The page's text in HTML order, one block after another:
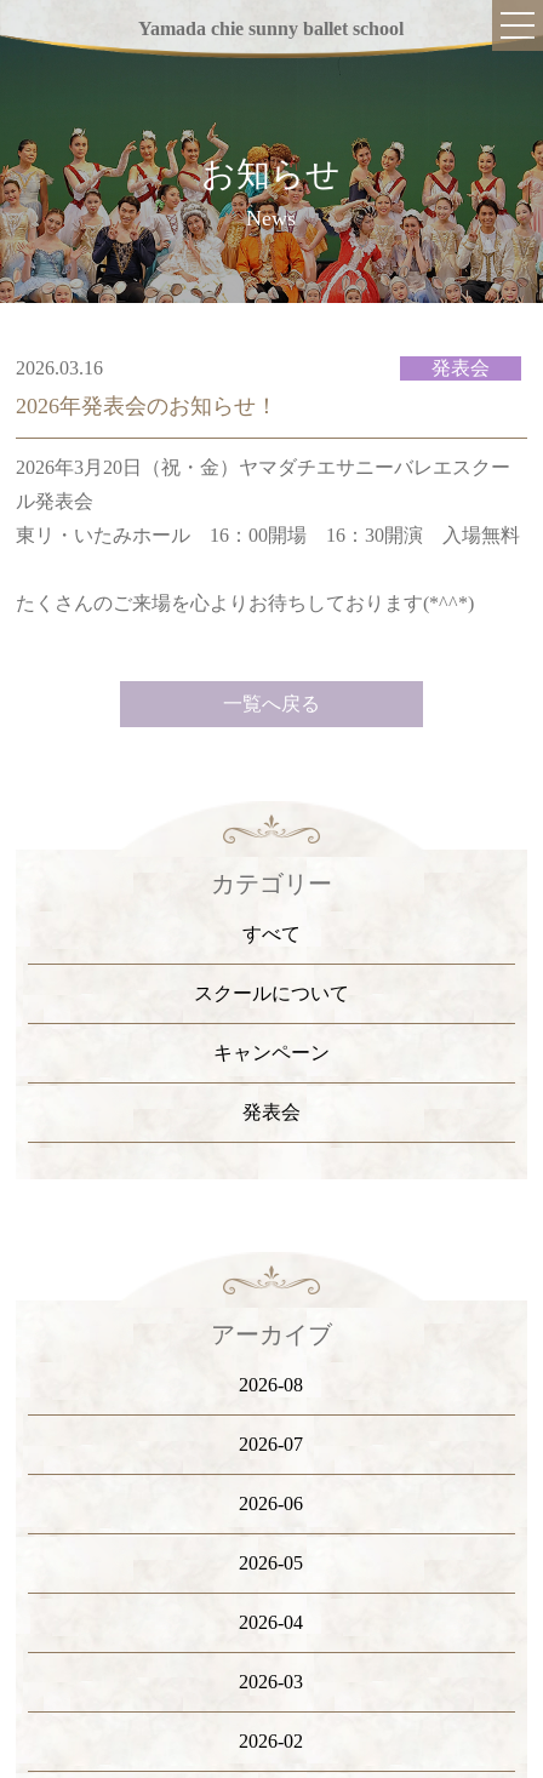
Yamada chie sunny ballet school
お知らせ
News
TOP
当スクールについて
指導方針
クラス紹介
入学までの流れ
各スクール案内
カテゴリー
すべて
スクールについて
キャンペーン
発表会
アーカイブ
2026-08
2026-07
2026-06
2026-05
2026-04
2026-03
2026-02
2026.03.16 発表会
2026年発表会のお知らせ！
2026年3月20日（祝・金）ヤマダチエサニーバレエスクー
ル発表会
東リ・いたみホール 16：00開場 16：30開演 入場無料
たくさんのご来場を心よりお待ちしております(*^^*)
一覧へ戻る